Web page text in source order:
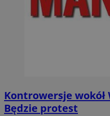
Kontrowersje wokół
Będzie protest